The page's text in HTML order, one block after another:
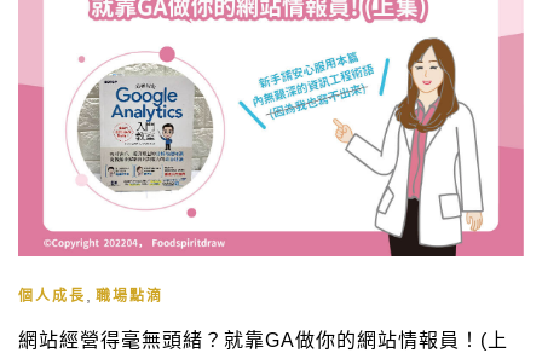
個人成長 職場點滴
網站經營得毫無頭緒？就靠GA做你的網站情報員！(上